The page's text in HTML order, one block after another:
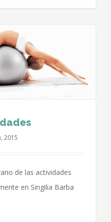
2015
de las actividades
en Singilia Barba